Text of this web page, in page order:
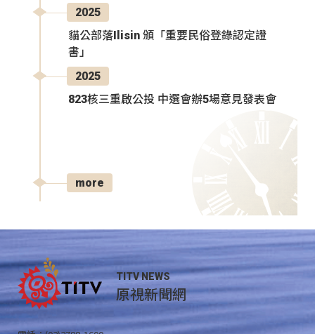
2025
貓公部落Ilisin 頒「重要民俗登錄認定證
書」
2025
823核三重啟公投 中選會辦5場意見發表會
more
TITV NEWS
原視新聞網